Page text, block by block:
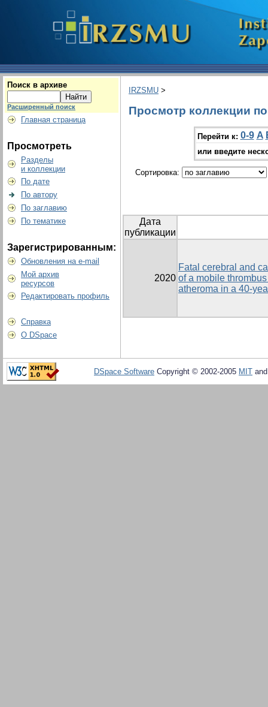
Поиск в архиве
Расширенный поиск
Главная страница
Просмотреть
Разделы
и коллекции
По дате
По автору
По заглавию
По тематике
Зарегистрированным:
Обновления на e-mail
Мой архив
ресурсов
Редактировать профиль
Справка
О DSpace
IRZSMU >
Просмотр коллекции
Перейти к: 0-9 A
или введите
Сортировка:
Дата
публикации
2020
Fatal cerebral and
of a mobile
atheroma in a 40-
DSpace Software Copyright © 2002-2005 MIT